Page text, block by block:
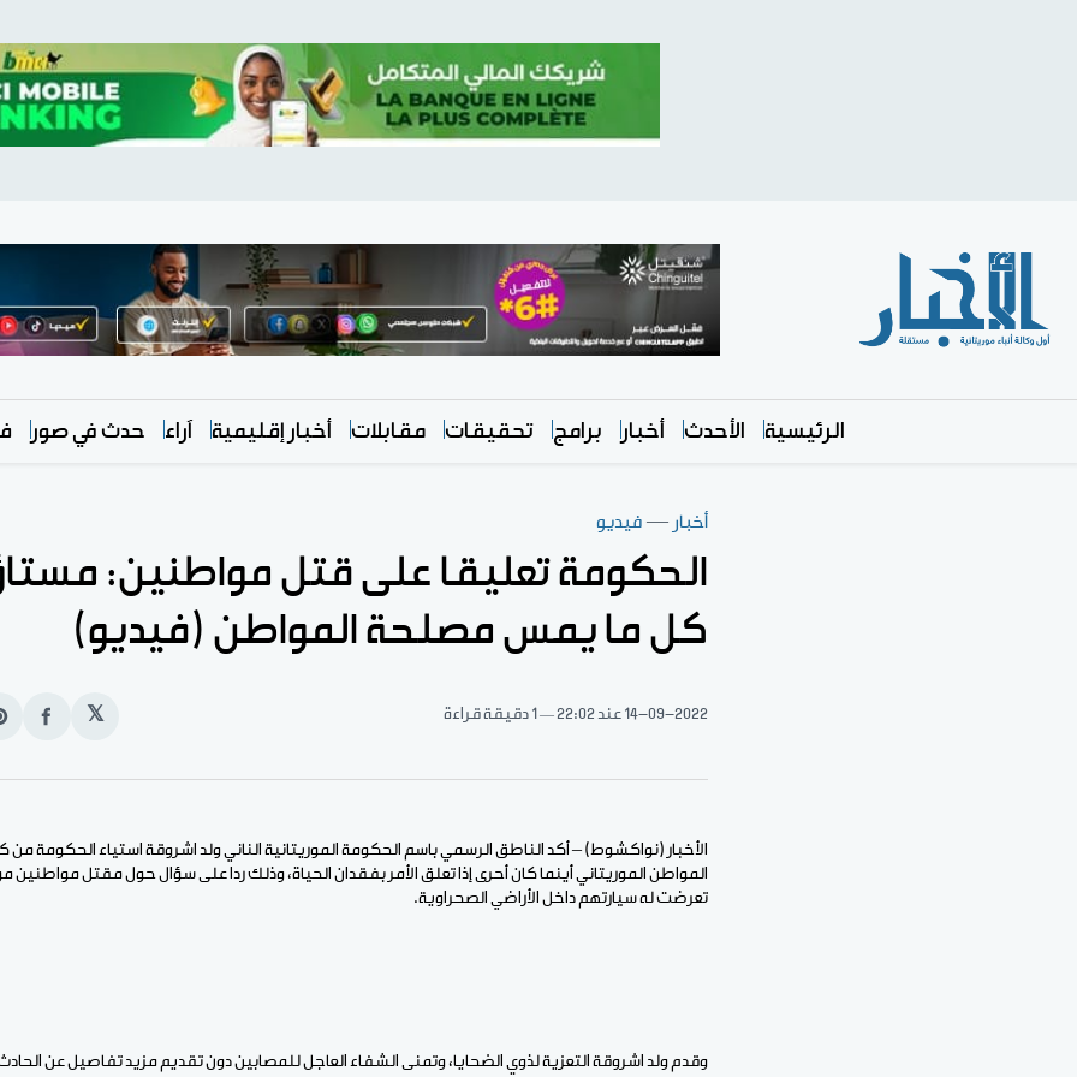
الرئيسية الأحدث أخبار برامج تحقيقات مقابلات أخبار إقليمية آراء حدث في صور
أخبار —فيديو
الحكومة تعليقا على قتل مواطنين:
كل ما يمس مصلحة المواطن (فيديو)
14-09-2022 عند 22:02 1 دقيقة قراءة 𝕏
انشر
الأخبار (نواكشوط) – أكد الناطق الرسمي باسم الحكومة الموريتانية الناني ولد اشروقة استياء الحكومة
المواطن الموريتاني أينما كان أحرى إذا تعلق الأمر بفقدان الحياة، وذلك ردا على سؤال حول مقتل
تعرضت له سيارتهم داخل الأراضي الصحراوية.
وقدم ولد اشروقة التعزية لذوي الضحايا، وتمنى الشفاء العاجل للمصابين دون تقديم مزيد تفاصيل عن